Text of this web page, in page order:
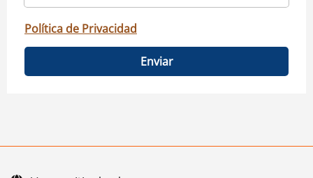
Política de Privacidad
Enviar